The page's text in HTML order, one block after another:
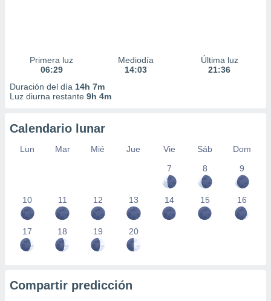
Primera luz
06:29
Mediodía
14:03
Última luz
21:36
Duración del día 14h 7m
Luz diurna restante 9h 4m
Calendario lunar
Lun Mar Mié Jue Vie Sáb
Dom
7
8 9
10 11 12 13 14 15 16
17 18 19 20
Compartir predicción